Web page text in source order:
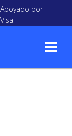
Apoyado por
Visa